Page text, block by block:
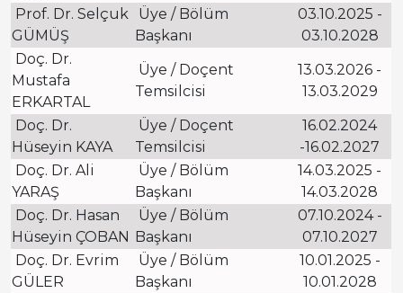
Prof. Dr. Selçuk
GÜMÜŞ
Üye / Bölüm
Başkanı
03.10.2025 -
03.10.2028
Doç. Dr.
Mustafa
ERKARTAL
Üye / Doçent
Temsilcisi
13.03.2026 -
13.03.2029
Doç. Dr.
Hüseyin KAYA
Üye / Doçent
Temsilcisi
16.02.2024
-16.02.2027
Doç. Dr. Ali
YARAŞ
Üye / Bölüm
Başkanı
14.03.2025 -
14.03.2028
Doç. Dr. Hasan
Hüseyin ÇOBAN
Üye / Bölüm
Başkanı
07.10.2024 -
07.10.2027
Doç. Dr. Evrim
GÜLER
Üye / Bölüm
Başkanı
10.01.2025 -
10.01.2028